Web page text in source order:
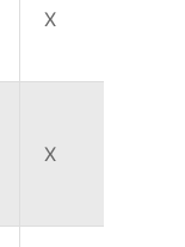
X
X